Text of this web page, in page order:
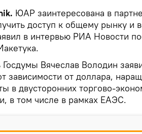
ЮАР заинтересована в
доступ к общему рынку и
в интервью РИА Новости
Госдумы Вячеслав Володин
зависимости от доллара,
в двусторонних торгово-
в том числе в рамках ЕАЭС.